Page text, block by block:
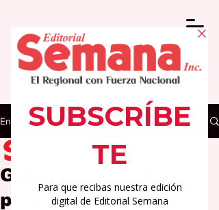
Entrada
Gobernar para la
próxima elección o